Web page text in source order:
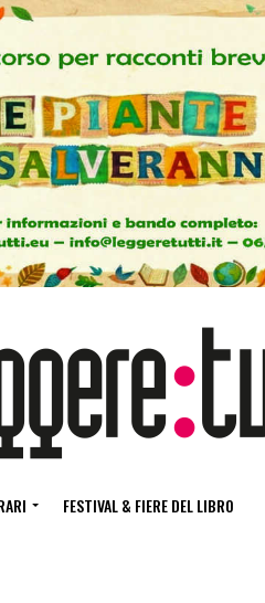
FESTIVAL & FIERE DEL LIBRO